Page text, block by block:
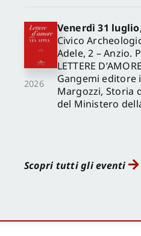
2026
Venerdì 31
Civico
Adele, 2 – Anzio.
LETTERE
Gangemi editore
Margozzi, Storia
del Ministero
Scopri tutti gli eventi